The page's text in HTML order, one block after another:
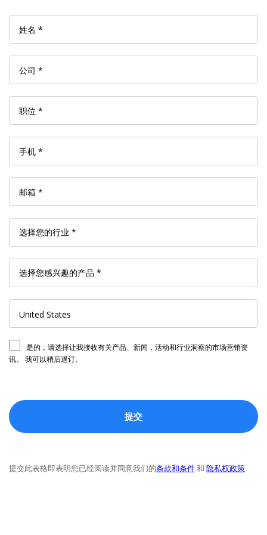
是的，请选择让我接收有关产品、新闻，活动和行业洞察的市场营销资
讯。 我可以稍后退订。
提交此表格即表明您已经阅读并同意我们的条款和条件和 隐私权政策